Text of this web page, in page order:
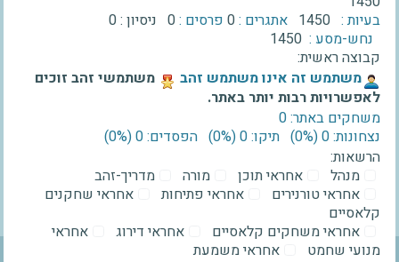
בעיות : 1450 אתגרים :0 פרסים :0 ניסיון :0
נחש-מסע : 1450
קבוצה ראשית:
‫משתמש זה אינו משתמש זהב‬
משתמשי זהב זוכים
לאפשרויות רבות יותר באתר.
משחקים באתר: 0
נצחונות: 0 ‫(0%)‬
תיקו: 0 ‫(0%)‬
הפסדים: 0 ‫(0%)‬
הרשאות:
מנהל
אחראי תוכן מורה
מדריך-זהב
אחראי טורנירים
אחראי פתיחות
אחראי שחקנים
קלאסיים
אחראי משחקים קלאסיים
אחראי דירוג
אחראי
מנועי שחמט
אחראי משמעת